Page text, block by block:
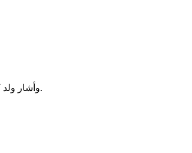
وأشار ولد كاكيه إلى خصوصية الولاية الحدودية وأهمية الثروة الحيوانية الكبيرة التي تمتلكها، مؤكداً إمكانية أن تشكّل منصة للتصدير.